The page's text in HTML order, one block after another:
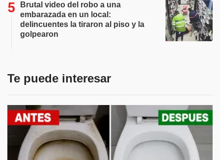
Brutal video del robo a una
embarazada en un local:
delincuentes la tiraron al piso y la
golpearon
Te puede interesar